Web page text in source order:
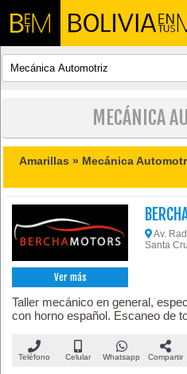
MECÁNICA
Amarillas » Mecánica
Ver más
Av.
Santa
Taller mecánico en general,
con horno español. Escaneo de
Teléfono Celular Whatsapp Compartir